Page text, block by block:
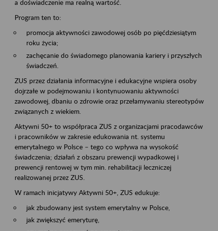
a doświadczenie ma realną wartość.
Program ten to:
promocja aktywności zawodowej osób po pięćdziesiątym
roku życia;
zachęcanie do świadomego planowania kariery i przyszłych
świadczeń.
ZUS przez działania informacyjne i edukacyjne wspiera osoby
dojrzałe w podejmowaniu i kontynuowaniu aktywności
zawodowej, dbaniu o zdrowie oraz przełamywaniu stereotypów
związanych z wiekiem.
Aktywni 50+ to współpraca ZUS z organizacjami pracodawców
i pracowników w zakresie edukowania nt. systemu
emerytalnego w Polsce – tego co wpływa na wysokość
świadczenia; działań z obszaru prewencji wypadkowej i
prewencji rentowej w tym min. rehabilitacji leczniczej
realizowanej przez ZUS.
W ramach inicjatywy Aktywni 50+, ZUS edukuje:
jak zbudowany jest system emerytalny w Polsce,
jak zwiększyć emeryturę,